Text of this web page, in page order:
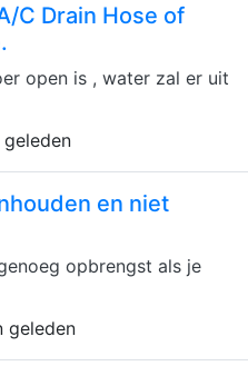
C Drain Hose of
open is , water zal er uit
geleden
en niet
opbrengst als je
geleden